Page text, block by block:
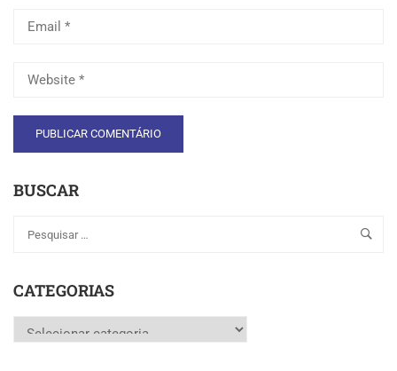
BUSCAR
CATEGORIAS
Categorias